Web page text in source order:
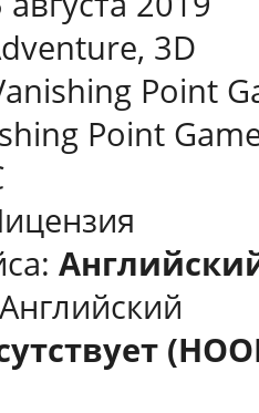
3D
Point
Point